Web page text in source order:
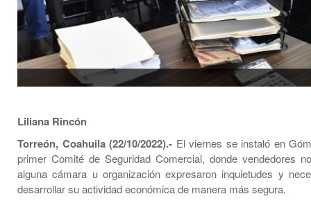
Liliana Rincón
Torreón, Coahuila (22/10/2022).- El viernes se instaló en
primer Comité de Seguridad Comercial, donde vendedores
alguna cámara u organización expresaron inquietudes y
desarrollar su actividad económica de manera más segura.